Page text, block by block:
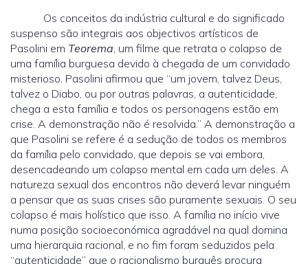
Os conceitos da indústria cultural e do significado
suspenso são integrais aos objectivos artísticos de
Pasolini em Teorema, um filme que retrata o colapso de
uma família burguesa devido à chegada de um convidado
misterioso. Pasolini afirmou que “um jovem, talvez Deus,
talvez o Diabo, ou por outras palavras, a autenticidade,
chega a esta família e todos os personagens estão em
crise. A demonstração não é resolvida.” A demonstração a
que Pasolini se refere é a sedução de todos os membros
da família pelo convidado, que depois se vai embora,
desencadeando um colapso mental em cada um deles. A
natureza sexual dos encontros não deverá levar ninguém
a pensar que as suas crises são puramente sexuais. O seu
colapso é mais holístico que isso. A família no início vive
numa posição socioeconómica agradável na qual domina
uma hierarquia racional, e no fim foram seduzidos pela
“autenticidade” que o racionalismo burguês procura